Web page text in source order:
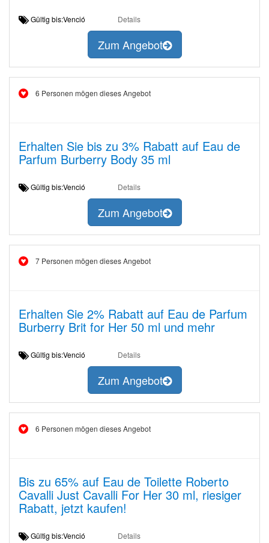
Gültig bis:Venció Details
Zum Angebot
6 Personen mögen dieses Angebot
Erhalten Sie bis zu 3% Rabatt auf Eau de
Parfum Burberry Body 35 ml
Gültig bis:Venció Details
Zum Angebot
7 Personen mögen dieses Angebot
Erhalten Sie 2% Rabatt auf Eau de Parfum
Burberry Brit for Her 50 ml und mehr
Gültig bis:Venció Details
Zum Angebot
6 Personen mögen dieses Angebot
Bis zu 65% auf Eau de Toilette Roberto
Cavalli Just Cavalli For Her 30 ml, riesiger
Rabatt, jetzt kaufen!
Gültig bis:Venció Details